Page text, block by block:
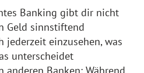
Banking gibt dir nicht
Geld sinnstiftend
jederzeit einzusehen, was
unterscheidet